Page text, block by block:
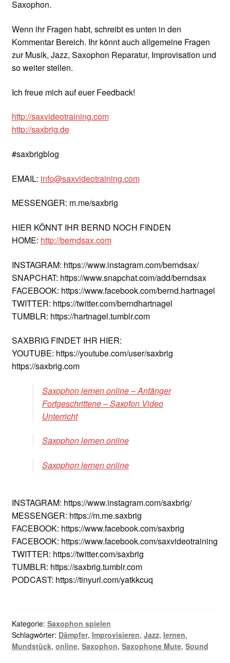
Saxophon.
Wenn ihr Fragen habt, schreibt es unten in den
Kommentar Bereich. Ihr könnt auch allgemeine Fragen
zur Musik, Jazz, Saxophon Reparatur, Improvisation und
so weiter stellen.
Ich freue mich auf euer Feedback!
http://saxvideotraining.com
http://saxbrig.de
#saxbrigblog
EMAIL: info@saxvideotraining.com
MESSENGER: m.me/saxbrig
HIER KÖNNT IHR BERND NOCH FINDEN
HOME: http://berndsax.com
INSTAGRAM: https://www.instagram.com/berndsax/
SNAPCHAT: https://www.snapchat.com/add/berndsax
FACEBOOK: https://www.facebook.com/bernd.hartnagel
TWITTER: https://twitter.com/berndhartnagel
TUMBLR: https://hartnagel.tumblr.com
SAXBRIG FINDET IHR HIER:
YOUTUBE: https://youtube.com/user/saxbrig
https://saxbrig.com
Saxophon lernen online – Anfänger
Fortgeschrittene – Saxofon Video
Unterricht
Saxophon lernen online
Saxophon lernen online
INSTAGRAM: https://www.instagram.com/saxbrig/
MESSENGER: https://m.me.saxbrig
FACEBOOK: https://www.facebook.com/saxbrig
FACEBOOK: https://www.facebook.com/saxvideotraining
TWITTER: https://twitter.com/saxbrig
TUMBLR: https://saxbrig.tumblr.com
PODCAST: https://tinyurl.com/yatkkcuq
Kategorie: Saxophon spielen
Schlagwörter: Dämpfer, Improvisieren, Jazz, lernen,
Mundstück, online, Saxophon, Saxophone Mute, Sound